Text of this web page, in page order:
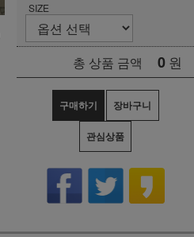
SIZE
총 상품 금액 0 원
구매하기 장바구니
관심상품